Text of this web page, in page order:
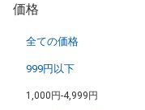
価格
全ての価格
999円以下
1,000円-4,999円